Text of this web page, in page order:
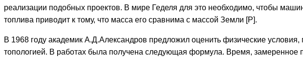
реализации подобных проектов. В мире Геделя для это необходимо, чтобы
топлива приводит к тому, что масса его сравнима с массой Земли [P].
В 1968 году академик А.Д.Александров предложил оценить физические
топологией. В работах была получена следующая формула. Время,